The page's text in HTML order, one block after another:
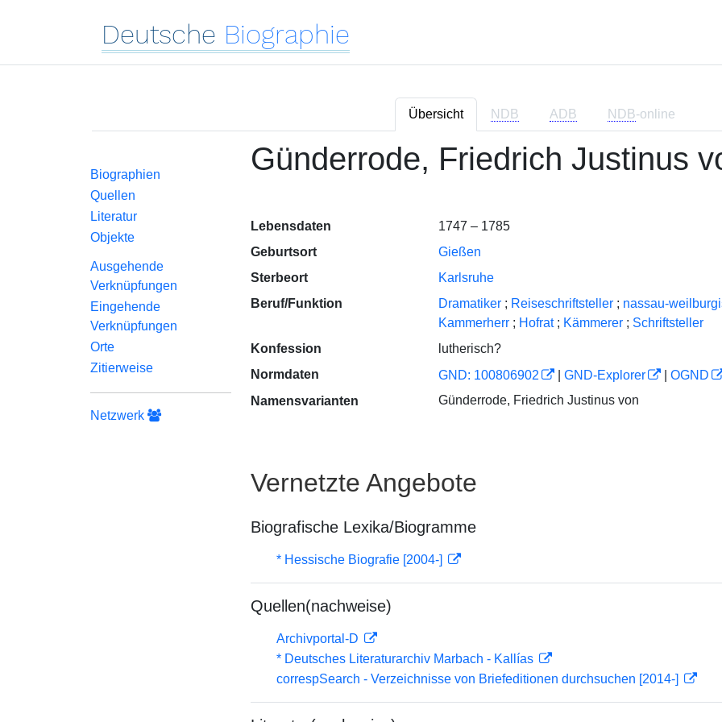
Deutsche Biographie
Übersicht NDB ADB NDB-online
Biographien
Quellen
Literatur
Objekte
Ausgehende
Verknüpfungen
Eingehende
Verknüpfungen
Orte
Zitierweise
Netzwerk
Günderrode, Friedrich Justinus
Lebensdaten
1747 – 1785
Geburtsort
Gießen
Sterbeort
Karlsruhe
Beruf/Funktion
Dramatiker ; Reiseschriftsteller ; nassau-
Kammerherr ; Hofrat ; Kämmerer ; Schriftsteller
Konfession
lutherisch?
Normdaten
GND: 100806902 GND-Explorer OGND
Namensvarianten
Günderrode, Friedrich Justinus von
Vernetzte Angebote
Biografische Lexika/Biogramme
* Hessische Biografie [2004-]
Quellen(nachweise)
Archivportal-D
* Deutsches Literaturarchiv Marbach - Kallías
correspSearch - Verzeichnisse von Briefeditionen durchsuchen [2014-]